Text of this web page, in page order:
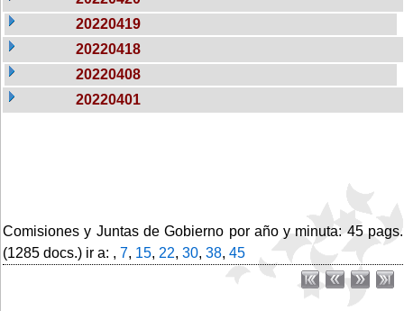
20220419
20220418
20220408
20220401
Comisiones y Juntas de Gobierno por año y minuta: 45 pags.
(1285 docs.) ir a: , 7, 15, 22, 30, 38, 45